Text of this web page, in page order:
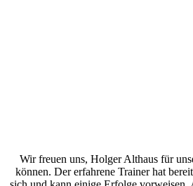
Wir freuen uns, Holger Althaus für
können. Der erfahrene Trainer hat